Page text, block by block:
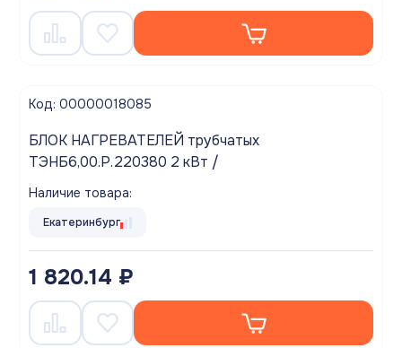
Код: 00000018085
БЛОК НАГРЕВАТЕЛЕЙ трубчатых
ТЭНБ6,00.Р.220380 2 кВт /
Наличие товара:
Екатеринбург
1 820.14 ₽